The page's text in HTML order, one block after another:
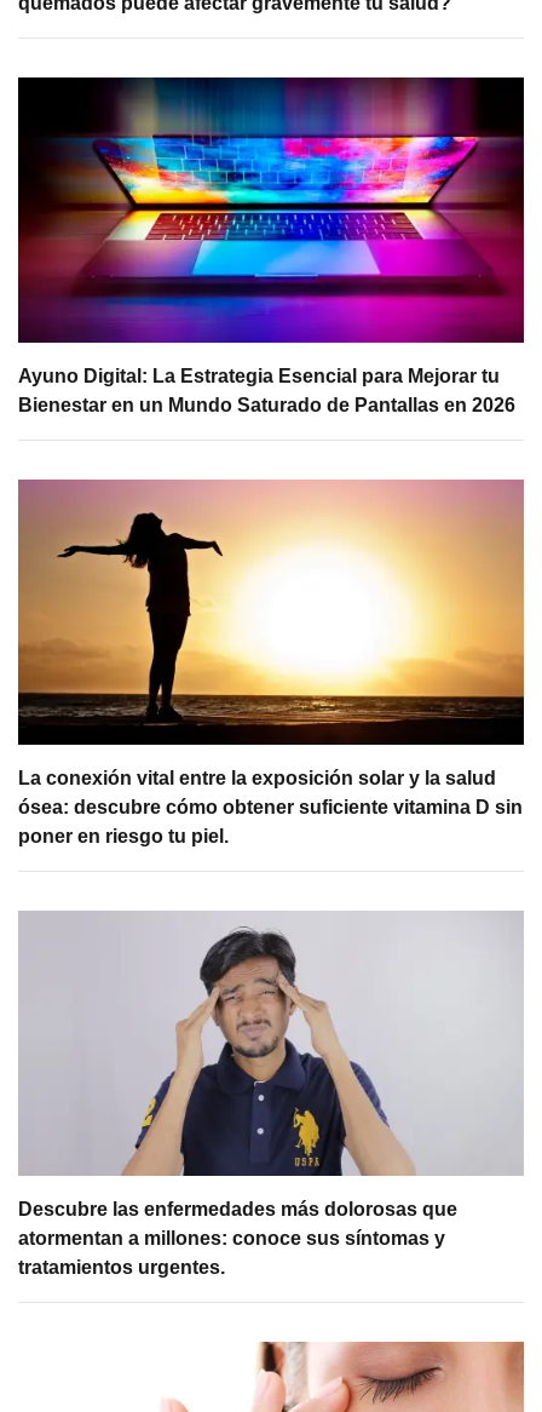
Ayuno Digital: La Estrategia Esencial para Mejorar tu
Bienestar en un Mundo Saturado de Pantallas en 2026
La conexión vital entre la exposición solar y la salud
ósea: descubre cómo obtener suficiente vitamina D sin
poner en riesgo tu piel.
Descubre las enfermedades más dolorosas que
atormentan a millones: conoce sus síntomas y
tratamientos urgentes.